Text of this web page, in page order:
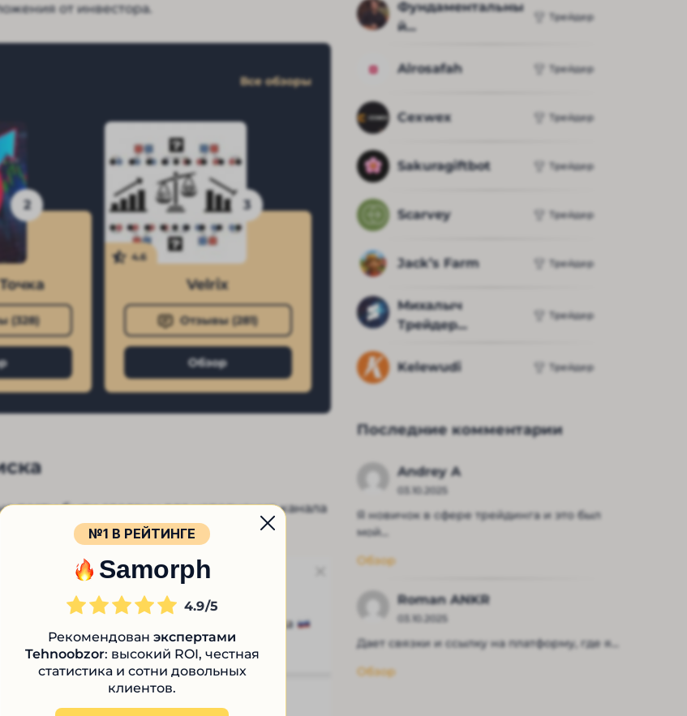
от инвестора.
Все обзоры
2
(328)
3
4.6
Velrix
Отзывы (281)
Обзор
посты были сделаны для наполнения канала
Фундаментальны
й...
Трейдер
Alrosafah Трейдер
Cexwex Трейдер
Sakuragiftbot Трейдер
Scarvey Трейдер
Jack’s Farm Трейдер
Михалыч
Трейдер...
Трейдер
Kelewudi Трейдер
Последние комментарии
Andrey A
03.10.2025
Я новичок в сфере трейдинга и это был
мой...
Обзор
Roman ANKR
03.10.2025
Дает связки и ссылку на платформу, где я...
Обзор
№1 В РЕЙТИНГЕ
Samorph
4.9
Рекомендован экспертами
Tehnoobzor: высокий ROI, честная
статистика и сотни довольных
клиентов.